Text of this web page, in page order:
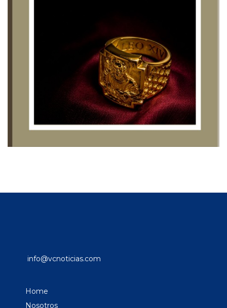
info@vcnoticias.com
Home
Nosotros